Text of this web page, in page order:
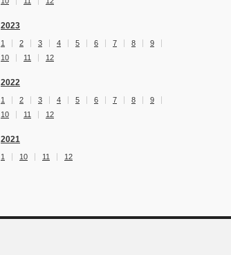
2023
1 2 3 4 5 6 7 8
9
10
11 12
2022
1 2 3 4 5 6 7 8
9
10
11 12
2021
1 10 11 12